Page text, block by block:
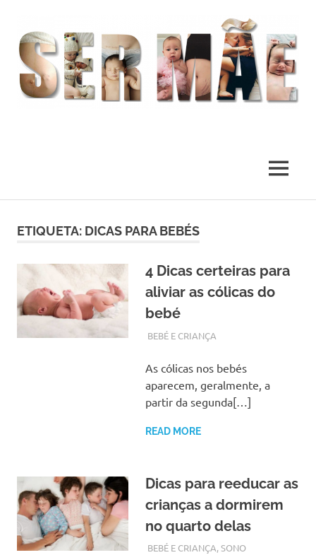
MENU
ETIQUETA: DICAS PARA BEBÉS
4 Dicas certeiras para
aliviar as cólicas do
bebé
NOVEMBRO 4, 2017
ADMIN
BEBÉ E CRIANÇA
As cólicas nos bebés
aparecem, geralmente, a
partir da segunda[…]
READ MORE
Dicas para reeducar as
crianças a dormirem
no quarto delas
OUTUBRO 16, 2017
ADMIN
BEBÉ E CRIANÇA,SONO